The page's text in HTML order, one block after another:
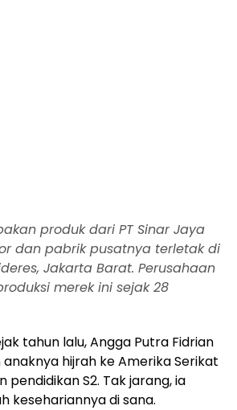
produk dari PT Sinar Jaya
dan pabrik pusatnya terletak di
Jakarta Barat. Perusahaan
merek ini sejak 28
tahun lalu, Angga Putra Fidrian
hijrah ke Amerika Serikat
pendidikan S2. Tak jarang, ia
kesehariannya di sana.